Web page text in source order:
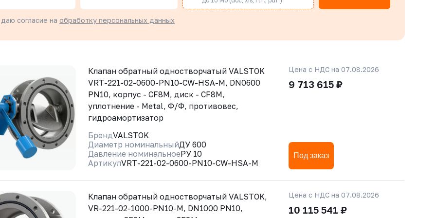
согласие на обработку персональных данных
Клапан обратный одностворчатый VALSTOK
VRT-221-02-0600-PN10-CW-HSA-M, DN0600
PN10, корпус - CF8M, диск - CF8M,
уплотнение - Metal, Ф/Ф, противовес,
гидроамортизатор
БрендVALSTOK
Диаметр номинальныйДУ 600
Давление номинальноеРУ 10
АртикулVRT-221-02-0600-PN10-CW-HSA-M
Цена с НДС на 07.08.2026
9 713 615 ₽
Под заказ
Клапан обратный одностворчатый VALSTOK,
VR-221-02-1000-PN10-M, DN1000 PN10,
Цена с НДС на 07.08.2026
10 115 541 ₽